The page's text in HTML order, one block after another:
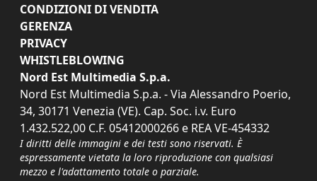
CONDIZIONI DI VENDITA
GERENZA
PRIVACY
WHISTLEBLOWING
Nord Est Multimedia S.p.a.
Nord Est Multimedia S.p.a. - Via Alessandro Poerio,
34, 30171 Venezia (VE). Cap. Soc. i.v. Euro
1.432.522,00 C.F. 05412000266 e REA VE-454332
I diritti delle immagini e dei testi sono riservati. È
espressamente vietata la loro riproduzione con qualsiasi
mezzo e l'adattamento totale o parziale.